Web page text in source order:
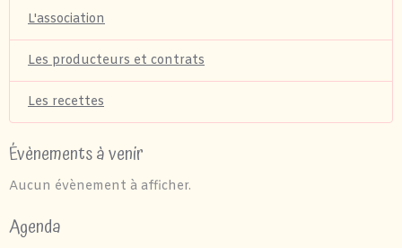
L'association
Les producteurs et contrats
Les recettes
Évènements à venir
Aucun évènement à afficher.
Agenda